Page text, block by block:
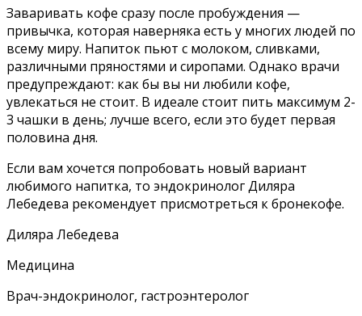
Заваривать кофе сразу после пробуждения —
привычка, которая наверняка есть у многих людей по
всему миру. Напиток пьют с молоком, сливками,
различными пряностями и сиропами. Однако врачи
предупреждают: как бы вы ни любили кофе,
увлекаться не стоит. В идеале стоит пить максимум 2-
3 чашки в день; лучше всего, если это будет первая
половина дня.
Если вам хочется попробовать новый вариант
любимого напитка, то эндокринолог Диляра
Лебедева рекомендует присмотреться к бронекофе.
Диляра Лебедева
Медицина
Врач-эндокринолог, гастроэнтеролог